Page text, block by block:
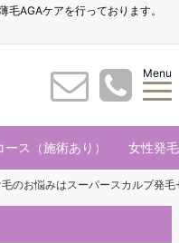
AGAケアを行っております。
Menu
ス（施術あり） 女性発
のお悩みはスーパースカルプ発